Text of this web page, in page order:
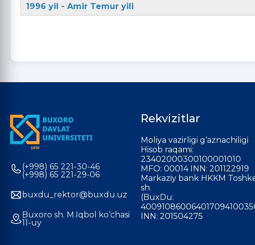
1996 yil - Amir Temur yili
(+998) 65 221-30-46
(+998) 65 221-29-06
buxdu_rektor@buxdu.uz
Buxoro sh. M.Iqbol ko‘chasi
11-uy
Rekvizitlar
Moliya vazirligi g‘aznachiligi
Hisob raqami:
23402000300100001010
MFO: 00014 INN: 201122919
Markaziy bank HKKM
sh.
(BuxDu:
INN: 201504275